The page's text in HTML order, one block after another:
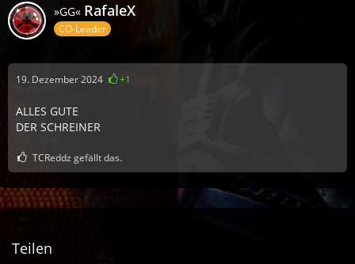
»GG« RafaleX
CO-Leader
19. Dezember 2024 +1
ALLES GUTE
DER SCHREINER
TCReddz gefällt das.
Teilen